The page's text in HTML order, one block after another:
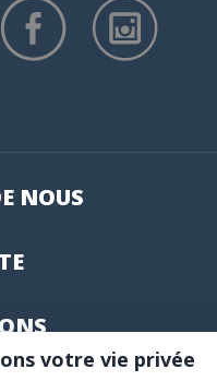
NOUS
votre vie privée